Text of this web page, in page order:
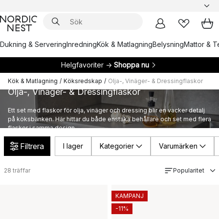
Dukning & ServeringInredningKök & MatlagningBelysningMattor &
Helgfavoriter → Shoppa nu
Kök & Matlagning / Köksredskap / Olja-, Vinäger- & Dressingflaskor
Olja-, Vinäger- & Dressingflaskor
Ett set med flaskor för olja, vinäger och dressing blir en vacker detalj
på köksbänken. Här hittar du både enstaka behållare och set med flera
flaskor i samma design.
Filtrera I lager Kategorier Varumärken
28 träffar Popularitet
KAMPANJ
-11%